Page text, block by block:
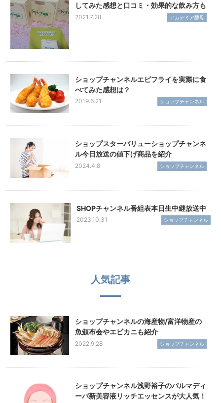
してみた感想と口コミ・効果的な飲み方も
2021.7.28 アカデミア酵母
ショップチャンネルエビフライを実際に食
べてみた感想は？
2019.6.21 ショップチャンネル
ショップスターバリューショップチャンネ
ル今日放送の値下げ商品を紹介
2024.4.8 ショップチャンネル
SHOPチャンネル番組表本日生中継放送中
2023.10.31 ショップチャンネル
人気記事
ショップチャンネルの海産物/富洋物産の
魚頒布会やエビカニも紹介
2022.9.28 ショップチャンネル
ショップチャンネル浅野裕子のパルマディ
ーバ新美容液リッチエッセンスが大人気！